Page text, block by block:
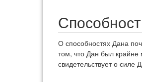
О способностях Дана
том, что Дан был
свидетельствует о силе